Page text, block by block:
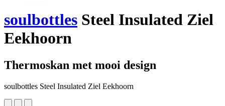
soulbottles Steel Insulated Ziel
Eekhoorn
Thermoskan met mooi design
soulbottles Steel Insulated Ziel Eekhoorn